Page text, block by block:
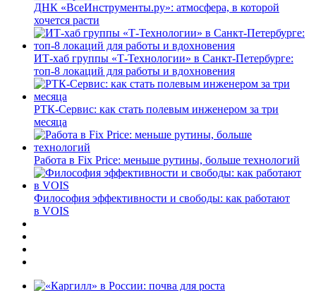
ДНК «ВсеИнструменты.ру»: атмосфера, в которой
хочется расти
ИТ-хаб группы «Т-Технологии» в Санкт-Петербурге:
топ-8 локаций для работы и вдохновения
РТК-Сервис: как стать полевым инженером за три
месяца
Работа в Fix Price: меньше рутины, больше технологий
Философия эффективности и свободы: как работают
в VOIS